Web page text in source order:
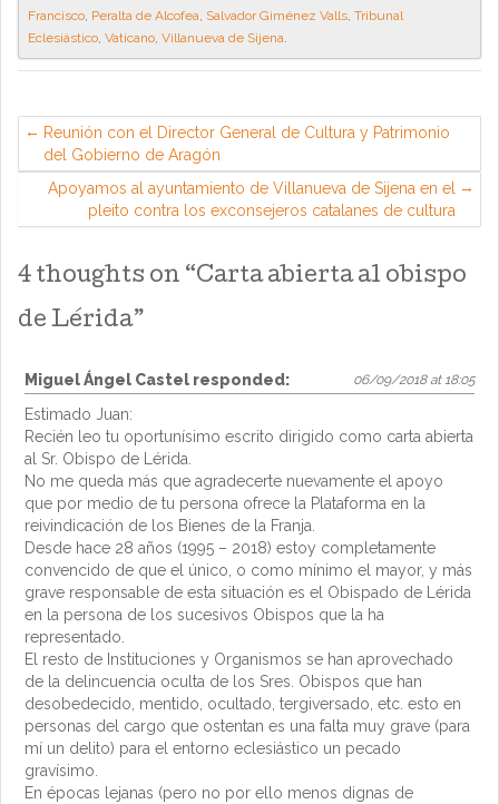
Francisco, Peralta de Alcofea, Salvador Giménez Valls, Tribunal
Eclesiástico, Vaticano, Villanueva de Sijena.
Reunión con el Director General de Cultura y Patrimonio
del Gobierno de Aragón
Apoyamos al ayuntamiento de Villanueva de Sijena en el
pleito contra los exconsejeros catalanes de cultura
4 thoughts on “Carta abierta al obispo
de Lérida”
Miguel Ángel Castel responded: 06/09/2018 at 18:05
Estimado Juan:
Recién leo tu oportunísimo escrito dirigido como carta abierta
al Sr. Obispo de Lérida.
No me queda más que agradecerte nuevamente el apoyo
que por medio de tu persona ofrece la Plataforma en la
reivindicación de los Bienes de la Franja.
Desde hace 28 años (1995 – 2018) estoy completamente
convencido de que el único, o como mínimo el mayor, y más
grave responsable de esta situación es el Obispado de Lérida
en la persona de los sucesivos Obispos que la ha
representado.
El resto de Instituciones y Organismos se han aprovechado
de la delincuencia oculta de los Sres. Obispos que han
desobedecido, mentido, ocultado, tergiversado, etc. esto en
personas del cargo que ostentan es una falta muy grave (para
mí un delito) para el entorno eclesiástico un pecado
gravísimo.
En épocas lejanas (pero no por ello menos dignas de